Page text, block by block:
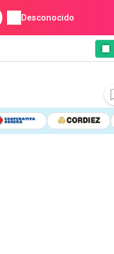
Desconocido